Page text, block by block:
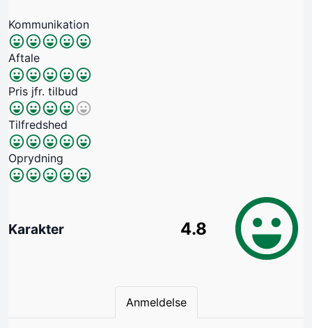
Kommunikation
Aftale
Pris jfr. tilbud
Tilfredshed
Oprydning
Karakter 4.8
Anmeldelse